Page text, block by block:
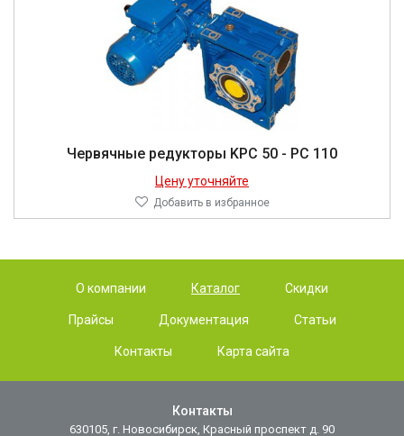
Червячные редукторы KPC 50 - PC 110
Цену уточняйте
Добавить в избранное
О компании Каталог Скидки
Прайсы Документация Статьи
Контакты Карта сайта
Контакты
630105, г. Новосибирск, Красный проспект д. 90